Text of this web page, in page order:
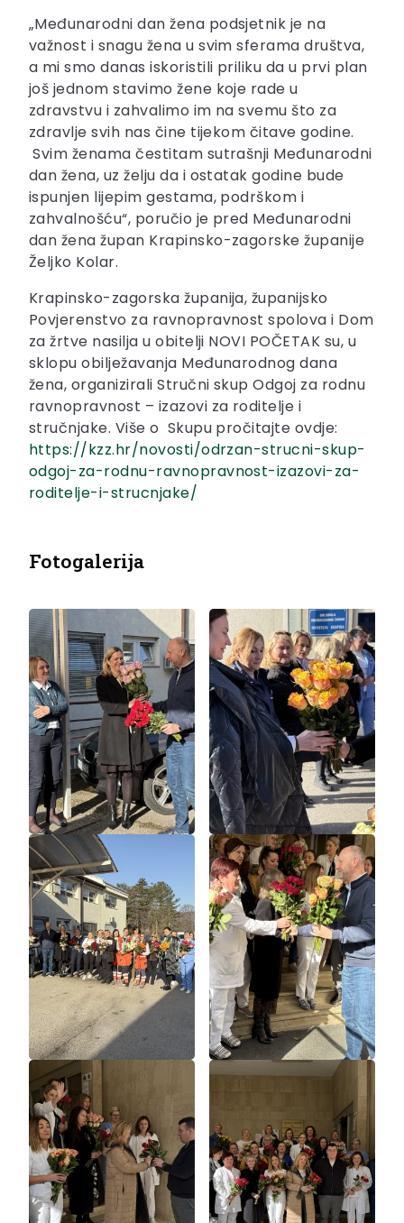
„Međunarodni dan žena podsjetnik je na
važnost i snagu žena u svim sferama društva,
a mi smo danas iskoristili priliku da u prvi plan
još jednom stavimo žene koje rade u
zdravstvu i zahvalimo im na svemu što za
zdravlje svih nas čine tijekom čitave godine.
Svim ženama čestitam sutrašnji Međunarodni
dan žena, uz želju da i ostatak godine bude
ispunjen lijepim gestama, podrškom i
zahvalnošću“, poručio je pred Međunarodni
dan žena župan Krapinsko-zagorske županije
Željko Kolar.
Krapinsko-zagorska županija, županijsko
Povjerenstvo za ravnopravnost spolova i Dom
za žrtve nasilja u obitelji NOVI POČETAK su, u
sklopu obilježavanja Međunarodnog dana
žena, organizirali Stručni skup Odgoj za rodnu
ravnopravnost – izazovi za roditelje i
stručnjake. Više o Skupu pročitajte ovdje:
https://kzz.hr/novosti/odrzan-strucni-skup-
odgoj-za-rodnu-ravnopravnost-izazovi-za-
roditelje-i-strucnjake/
Fotogalerija